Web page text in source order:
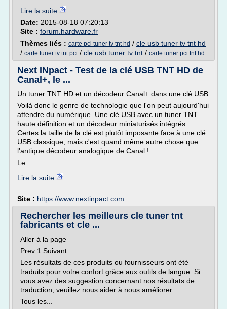
Lire la suite
Date: 2015-08-18 07:20:13
Site : forum.hardware.fr
Thèmes liés : carte pci tuner tv tnt hd / cle usb tuner tv tnt hd
/ carte tuner tv tnt pci / cle usb tuner tv tnt / carte tuner pci tnt hd
Next INpact - Test de la clé USB TNT HD de
Canal+, le ...
Un tuner TNT HD et un décodeur Canal+ dans une clé USB
Voilà donc le genre de technologie que l'on peut aujourd'hui
attendre du numérique. Une clé USB avec un tuner TNT
haute définition et un décodeur miniaturisés intégrés.
Certes la taille de la clé est plutôt imposante face à une clé
USB classique, mais c'est quand même autre chose que
l'antique décodeur analogique de Canal !
Le...
Lire la suite
Site : https://www.nextinpact.com
Rechercher les meilleurs cle tuner tnt
fabricants et cle ...
Aller à la page
Prev 1 Suivant
Les résultats de ces produits ou fournisseurs ont été
traduits pour votre confort grâce aux outils de langue. Si
vous avez des suggestion concernant nos résultats de
traduction, veuillez nous aider à nous améliorer.
Tous les...